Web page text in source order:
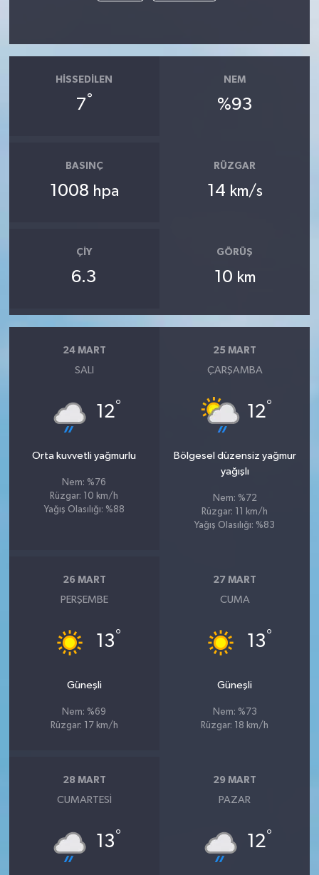
HISSEDILEN
7°
NEM
%93
BASINÇ
1008 hpa
RÜZGAR
14 km/s
ÇIY
6.3
GÖRÜŞ
10 km
24 MART
SALI
12°
Orta kuvvetli yağmurlu
Nem: %76
Rüzgar: 10 km/h
Yağış Olasılığı: %88
25 MART
ÇARŞAMBA
12°
Bölgesel düzensiz yağmur
yağışlı
Nem: %72
Rüzgar: 11 km/h
Yağış Olasılığı: %83
26 MART
PERŞEMBE
13°
Güneşli
Nem: %69
Rüzgar: 17 km/h
27 MART
CUMA
13°
Güneşli
Nem: %73
Rüzgar: 18 km/h
28 MART
CUMARTESI
13°
29 MART
PAZAR
12°